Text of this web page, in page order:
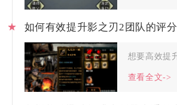
如何有效提升影之刃2团队的评分
查看全文->